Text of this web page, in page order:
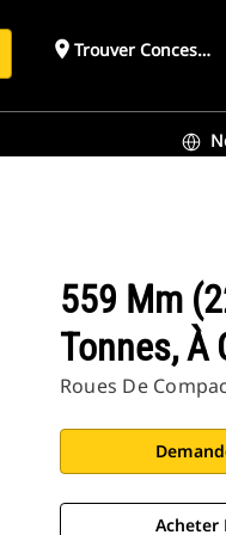
place Trouver
559 Mm
Tonnes, À
Roues De
Acheter